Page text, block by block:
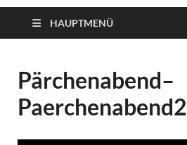
HAUPTMENÜ
Pärchenabend–
Paerchenabend2